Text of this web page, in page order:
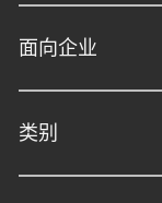
面向企业
类别